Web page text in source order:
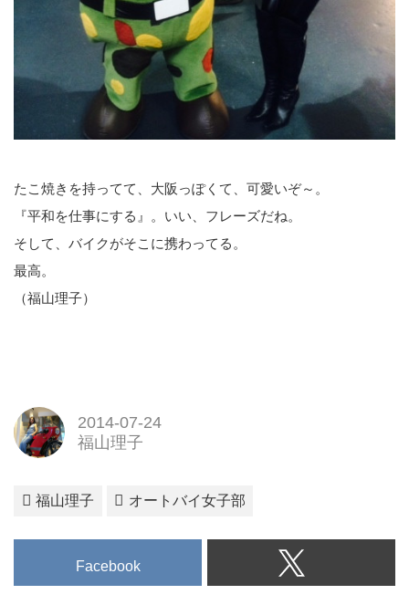
たこ焼きを持ってて、大阪っぽくて、可愛いぞ～。
『平和を仕事にする』。いい、フレーズだね。
そして、バイクがそこに携わってる。
最高。
（福山理子）
2014-07-24
福山理子
福山理子 オートバイ女子部
Facebook